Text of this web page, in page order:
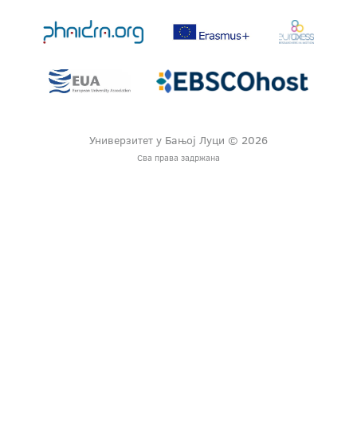
Универзитет у Бањој Луци © 2026
Сва права задржана